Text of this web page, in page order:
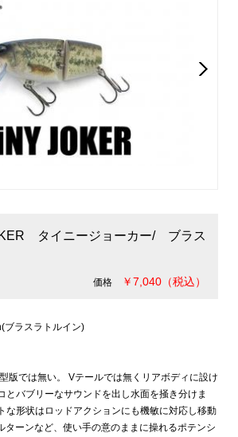
タイニージョーカー/ ブラス
価格 ￥7,040（税込）
ブラスラトルイン)
版では無い。 Vテールでは無くリアボディに設け
とバブリーなサウンドを出し水面を掻き分けま
な形状はロッドアクションにも機敏に対応し移動
ターンなど、使い手の意のままに操れるポテンシ